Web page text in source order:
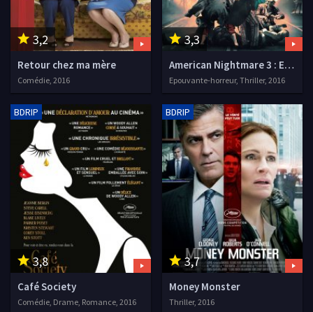
3,2
Retour chez ma mère
Comédie, 2016
3,3
American Nightmare 3 : Elections
Epouvante-horreur, Thriller, 2016
3,8
BDRIP
Café Society
Comédie, Drame, Romance, 2016
3,7
BDRIP
Money Monster
Thriller, 2016